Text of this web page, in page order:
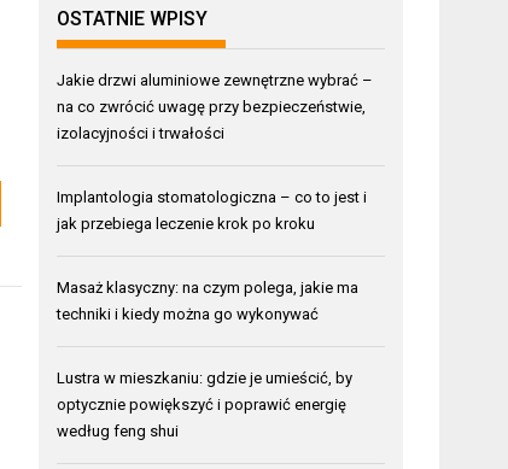
OSTATNIE WPISY
Jakie drzwi aluminiowe zewnętrzne wybrać –
na co zwrócić uwagę przy bezpieczeństwie,
izolacyjności i trwałości
Implantologia stomatologiczna – co to jest i
jak przebiega leczenie krok po kroku
Masaż klasyczny: na czym polega, jakie ma
techniki i kiedy można go wykonywać
Lustra w mieszkaniu: gdzie je umieścić, by
optycznie powiększyć i poprawić energię
według feng shui